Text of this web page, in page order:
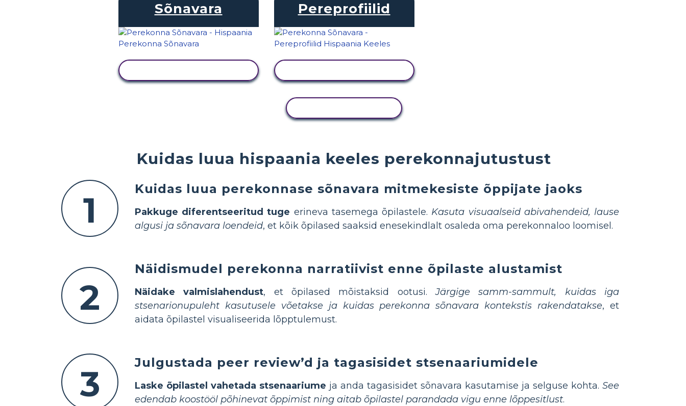
Kuidas luua hispaania keeles perekonnajutustust
1
Kuidas luua perekonnase sõnavara mitmekesiste õppijate jaoks
Pakkuge diferentseeritud tuge erineva tasemega õpilastele. Kasuta visuaalseid abivahendeid, lause
algusi ja sõnavara loendeid, et kõik õpilased saaksid enesekindlalt osaleda oma perekonnaloo loomisel.
2
Näidismudel perekonna narratiivist enne õpilaste alustamist
Näidake valmislahendust, et õpilased mõistaksid ootusi.Järgige samm-sammult, kuidas iga
stsenarionupuleht kasutusele võetakse ja kuidas perekonna sõnavara kontekstis rakendatakse, et
aidata õpilastel visualiseerida lõpptulemust.
3
Julgustada peer review’d ja tagasisidet stsenaariumidele
Laske õpilastel vahetada stsenaariume ja anda tagasisidet sõnavara kasutamise ja selguse kohta. See
edendab koostööl põhinevat õppimist ning aitab õpilastel parandada vigu enne lõppesitlust.
Sõnavara Pereprofiilid